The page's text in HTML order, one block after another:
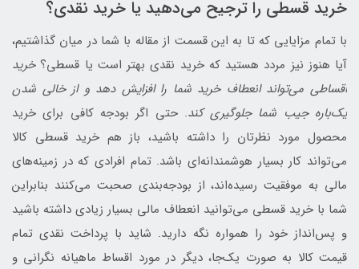
خرید قسطی را ترجیح می‌دهید یا خرید نقدی؟
با تمام مزایایی که تا به این قسمت از مقاله با شما در میان گذاشتیم،
آیا هنوز نیز مردد هستید که خرید نقدی بهتر است یا قسطی؟خرید
اقساطی می‌تواند انعطاف خرید شما را افزایش دهد و از خالی شدن
یک‌باره جیب شما جلوگیری کند. حتی اگر بودجه کافی برای خرید
محصول مورد نظرتان را داشته باشید، باز هم خرید قسطی کالا
می‌تواند کار بسیار هوشمندانه‌ای باشد. تمام افرادی که در زمینه‌های
مالی به موفقیت رسیده‌اند، از بودجه‌بندی صحبت می‌کنند بنابراین
شما با خرید قسطی می‌توانید انعطاف مالی بسیار زیادی داشته باشید
و پس‌انداز خود را همواره نگه دارید. شاید با پرداخت نقدی تمام
قیمت کالا به صورت یک‌جا، دیگر در مورد اقساط ماهیانه نگرانی و